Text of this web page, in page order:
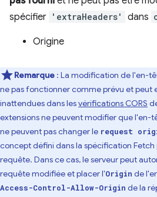
spécifier 'extraHeaders' dans
Origine
Remarque : La modification de l'en-
ne pas fonctionner comme prévu et peut
inattendues dans lesvérifications CORS
extensions ne peuvent modifier que l'en-
ne peuvent pas changer le request
concept défini dans la spécification
requête. Dans ce cas, le serveur peut
requête modifiée et placer l'Origin de
Access-Control-Allow-Origin de la